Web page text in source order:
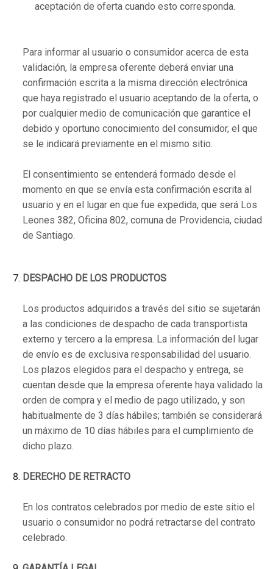
aceptación de oferta cuando esto corresponda.
Para informar al usuario o consumidor acerca de esta
validación, la empresa oferente deberá enviar una
confirmación escrita a la misma dirección electrónica
que haya registrado el usuario aceptando de la oferta, o
por cualquier medio de comunicación que garantice el
debido y oportuno conocimiento del consumidor, el que
se le indicará previamente en el mismo sitio.
El consentimiento se entenderá formado desde el
momento en que se envía esta confirmación escrita al
usuario y en el lugar en que fue expedida, que será Los
Leones 382, Oficina 802, comuna de Providencia, ciudad
de Santiago.
DESPACHO DE LOS PRODUCTOS
Los productos adquiridos a través del sitio se sujetarán
a las condiciones de despacho de cada transportista
externo y tercero a la empresa. La información del lugar
de envío es de exclusiva responsabilidad del usuario.
Los plazos elegidos para el despacho y entrega, se
cuentan desde que la empresa oferente haya validado la
orden de compra y el medio de pago utilizado, y son
habitualmente de 3 días hábiles; también se considerará
un máximo de 10 días hábiles para el cumplimiento de
dicho plazo.
DERECHO DE RETRACTO
En los contratos celebrados por medio de este sitio el
usuario o consumidor no podrá retractarse del contrato
celebrado.